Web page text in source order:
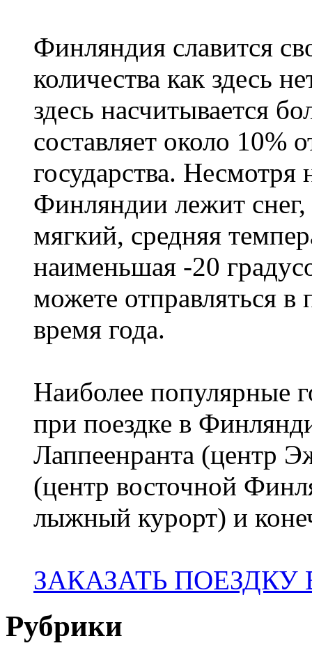
Финляндия славится
количества как здесь
здесь насчитывается
составляет около 10%
государства. Несмотря
Финляндии лежит
мягкий, средняя
наименьшая -20
можете отправляться
время года.
Наиболее популярные
при поездке в
Лаппеенранта (центр
(центр восточной
лыжный курорт) и
ЗАКАЗАТЬ
Рубрики